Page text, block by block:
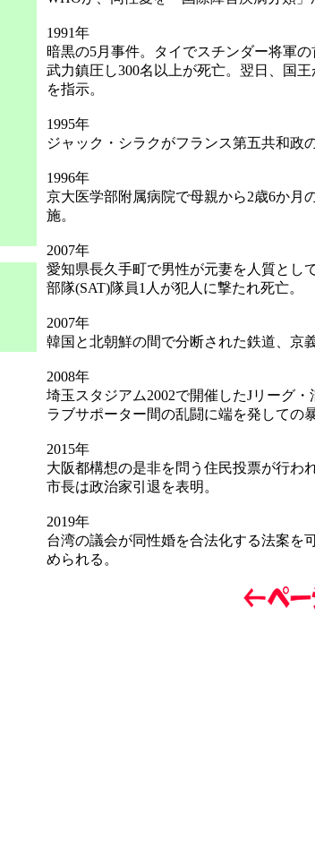
1991年
暗黒の5月事件。タイでスチンダー将軍
武力鎮圧し300名以上が死亡。翌日、国
を指示。
1995年
ジャック・シラクがフランス第五共和政
1996年
京大医学部附属病院で母親から2歳6か月
施。
2007年
愛知県長久手町で男性が元妻を人質とし
部隊(SAT)隊員1人が犯人に撃たれ死亡。
2007年
韓国と北朝鮮の間で分断された鉄道、京
2008年
埼玉スタジアム2002で開催したJリーグ
ラブサポーター間の乱闘に端を発しての
2015年
大阪都構想の是非を問う住民投票が行わ
市長は政治家引退を表明。
2019年
台湾の議会が同性婚を合法化する法案を
められる。